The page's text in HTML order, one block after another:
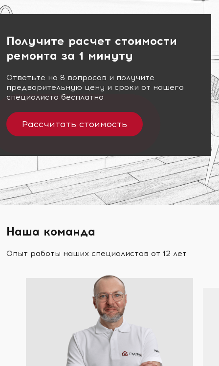
Получите расчет стоимости
ремонта за 1 минуту
Ответьте на 8 вопросов и получите
предварительную цену и сроки от нашего
специалиста бесплатно
Рассчитать стоимость
Наша команда
Опыт работы наших специалистов от 12 лет